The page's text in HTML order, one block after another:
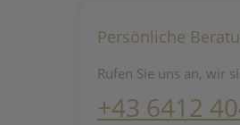
Persönliche
Rufen Sie uns an, wir
+43 6412